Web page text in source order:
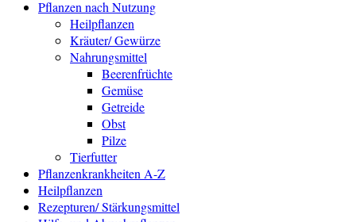
Pflanzen nach Nutzung
Heilpflanzen
Kräuter/ Gewürze
Nahrungsmittel
Beerenfrüchte
Gemüse
Getreide
Obst
Pilze
Tierfutter
Pflanzenkrankheiten A-Z
Heilpflanzen
Rezepturen/ Stärkungsmittel